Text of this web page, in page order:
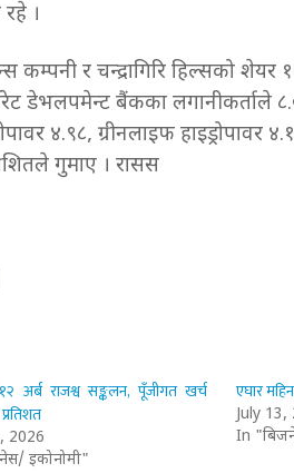
।
कम्पनी र चन्द्रागिरि हिल्सको शेयर
डेभलपमेन्ट बैंकका लगानीकर्ताले
४.९८, ग्रीनलाइफ
गुमाए । रासस
अर्ब राजश्व सङ्कलन, पूँजीगत खर्च
2026
इकोनोमी"
एघार
July 13,
In